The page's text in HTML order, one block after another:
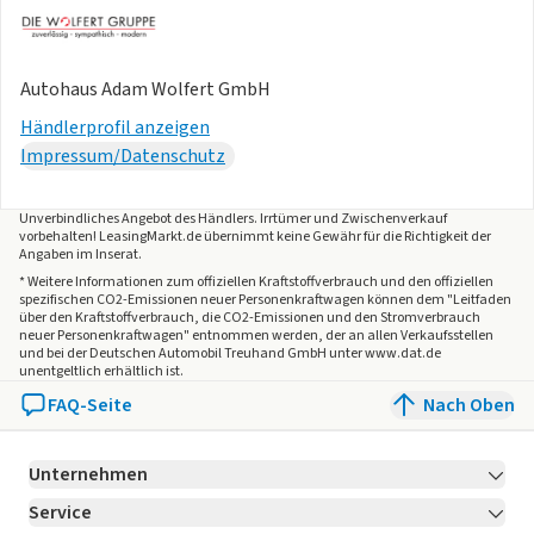
- Fußgänger- und Radfahrererkennung
Garantie 24 Monate ab Tag der Erstzulassung, Angaben zum
38440 Wolfsburg, Deutschland,
kundenbetreuung(at)Kontakt
Um Wartezeiten vor Ort zu vermeiden und Ihnen eine
individuelle Beratung und Probefahrt ermöglichen zu
können, möchten wir Sie bitten, vor Ihrem Besuch bei uns
im Autohaus einen Termin mit unserem Verkaufsteam zu
vereinbaren. Vielen Dank im Voraus.
Die angegebenen Verbrauchsangaben beziehen sich auf
Angebot sind ausdrücklich vorbehalten. Ausschlaggebend
Auftragsbestätigung oder im Kaufvertrag. Den genauen
Autohaus Adam Wolfert GmbH
Händlerprofil anzeigen
Impressum/Datenschutz
Unverbindliches Angebot desHändlers. Irrtümer und Zwischenverkauf
vorbehalten! LeasingMarkt.de übernimmt keine Gewähr für die Richtigkeit der
Angaben im Inserat.
* Weitere Informationen zum offiziellen Kraftstoffverbrauch und den offiziellen
spezifischen CO2-Emissionen neuer Personenkraftwagen können dem "Leitfaden
über den Kraftstoffverbrauch, die CO2-Emissionen und den Stromverbrauch
neuer Personenkraftwagen" entnommen werden, der an allen Verkaufsstellen
und bei der Deutschen Automobil Treuhand GmbH unter www.dat.de
unentgeltlich erhältlich ist.
FAQ-Seite Nach Oben
Unternehmen
Über LeasingMarkt.de
Service